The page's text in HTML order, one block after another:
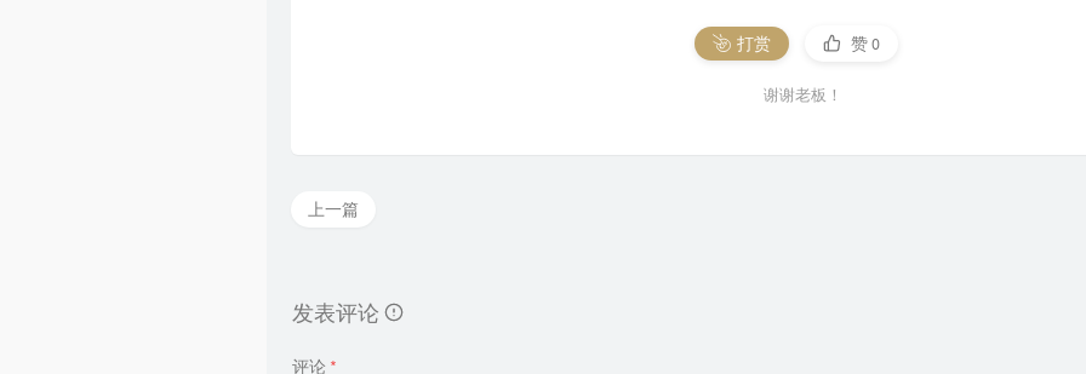
打赏 赞0
谢谢老板！
上一篇
发表评论
评论 *